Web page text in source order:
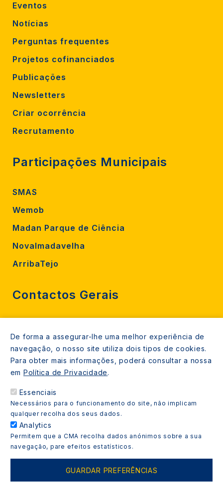
Eventos
Notícias
Perguntas frequentes
Projetos cofinanciados
Publicações
Newsletters
Criar ocorrência
Recrutamento
Participações Municipais
SMAS
Wemob
Madan Parque de Ciência
Novalmadavelha
ArribaTejo
Contactos Gerais
800206770 (gratuito rede fixa)
Contacte-nos
Espaços de atendimento
Livro Amarelo
Copyright © 2021 Almada Informa. Todos os direitos
reservados.
De forma a assegurar-lhe uma melhor experiência de
navegação, o nosso site utiliza dois tipos de cookies.
Para obter mais informações, poderá consultar a nossa
em Política de Privacidade.
Essenciais
Necessários para o funcionamento do site, não implicam
qualquer recolha dos seus dados.
Analytics
Permitem que a CMA recolha dados anónimos sobre a sua
navegação, pare efeitos estatísticos.
GUARDAR PREFERÊNCIAS